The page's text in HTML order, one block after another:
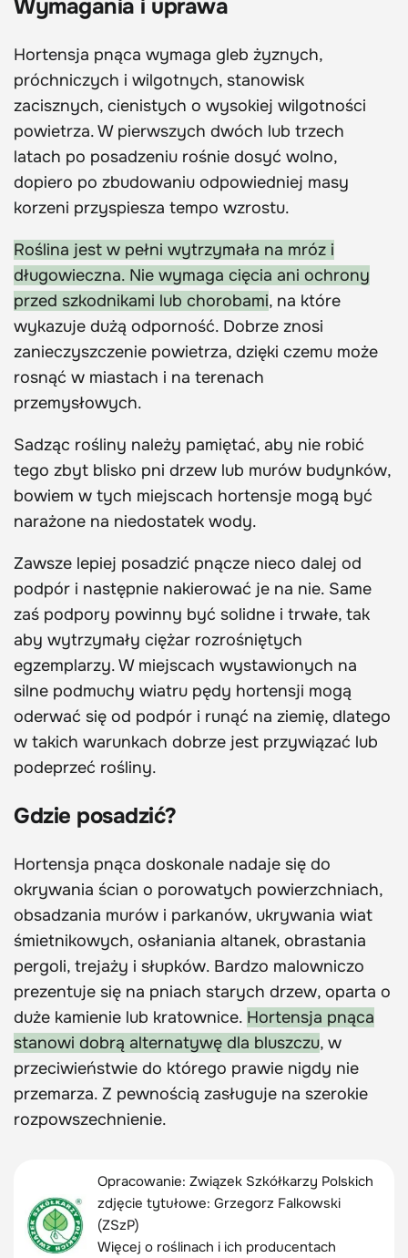
Wymagania i uprawa
Hortensja pnąca wymaga gleb żyznych,
próchniczych i wilgotnych, stanowisk
zacisznych, cienistych o wysokiej wilgotności
powietrza. W pierwszych dwóch lub trzech
latach po posadzeniu rośnie dosyć wolno,
dopiero po zbudowaniu odpowiedniej masy
korzeni przyspiesza tempo wzrostu.
Roślina jest w pełni wytrzymała na mróz i
długowieczna. Nie wymaga cięcia ani ochrony
przed szkodnikami lub chorobami, na które
wykazuje dużą odporność. Dobrze znosi
zanieczyszczenie powietrza, dzięki czemu może
rosnąć w miastach i na terenach
przemysłowych.
Sadząc rośliny należy pamiętać, aby nie robić
tego zbyt blisko pni drzew lub murów budynków,
bowiem w tych miejscach hortensje mogą być
narażone na niedostatek wody.
Zawsze lepiej posadzić pnącze nieco dalej od
podpór i następnie nakierować je na nie. Same
zaś podpory powinny być solidne i trwałe, tak
aby wytrzymały ciężar rozrośniętych
egzemplarzy. W miejscach wystawionych na
silne podmuchy wiatru pędy hortensji mogą
oderwać się od podpór i runąć na ziemię, dlatego
w takich warunkach dobrze jest przywiązać lub
podeprzeć rośliny.
Gdzie posadzić?
Hortensja pnąca doskonale nadaje się do
okrywania ścian o porowatych powierzchniach,
obsadzania murów i parkanów, ukrywania wiat
śmietnikowych, osłaniania altanek, obrastania
pergoli, trejaży i słupków. Bardzo malowniczo
prezentuje się na pniach starych drzew, oparta o
duże kamienie lub kratownice. Hortensja pnąca
stanowi dobrą alternatywę dla bluszczu, w
przeciwieństwie do którego prawie nigdy nie
przemarza. Z pewnością zasługuje na szerokie
rozpowszechnienie.
Opracowanie: Związek Szkółkarzy Polskich
zdjęcie tytułowe: Grzegorz Falkowski
(ZSzP)
Więcej o roślinach i ich producentach